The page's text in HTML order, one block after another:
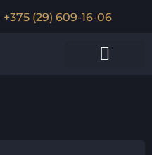
+375 (29) 609-16-06